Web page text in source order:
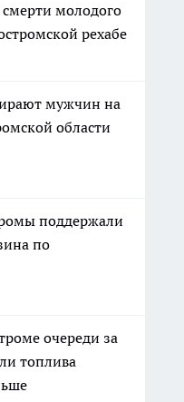
молодого
рехабе
мужчин на
области
поддержали
по
очереди за
топлива